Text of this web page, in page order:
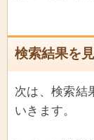
検索結果を
次は、検索結
いきます。